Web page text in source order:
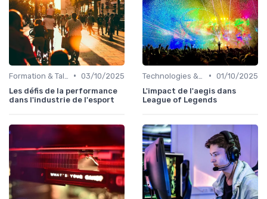
• 03/10/2025
Les défis de la performance
dans l'industrie de l'esport
• 01/10/2025
L'impact de l'aegis dans
League of Legends